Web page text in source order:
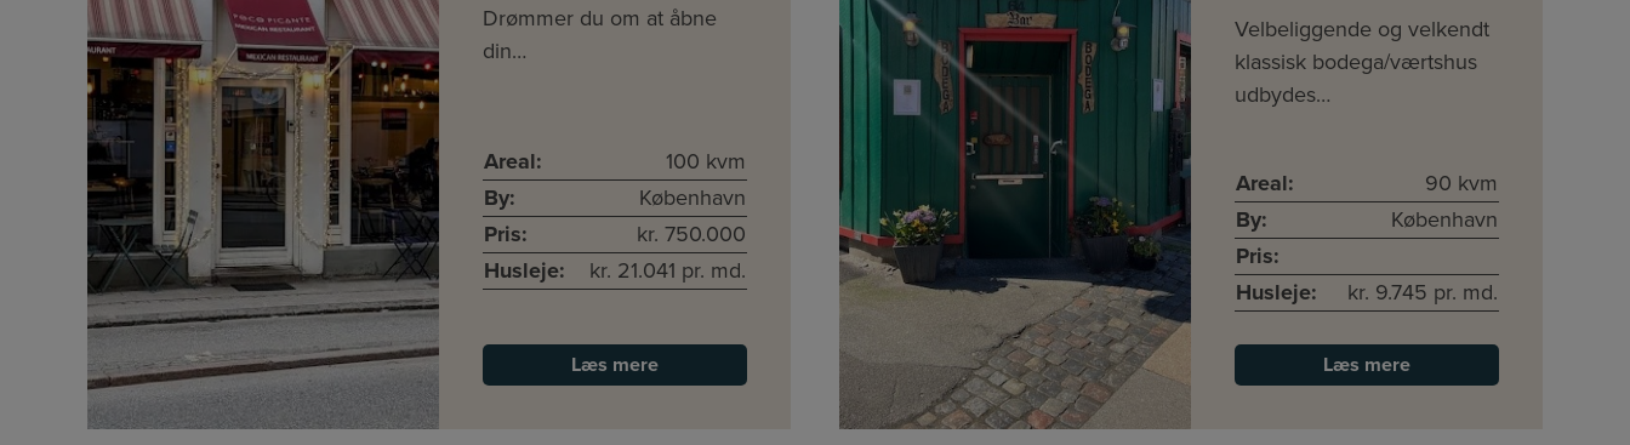
Drømmer du om at åbne
din…
Areal:
100 kvm
By:
København
Pris:
kr. 750.000
Husleje:
kr. 21.041 pr. md.
Læs mere
Velbeliggende og velkendt
klassisk bodega/værtshus
udbydes…
Areal:
90 kvm
By:
København
Pris:
Husleje:
kr. 9.745 pr. md.
Læs mere